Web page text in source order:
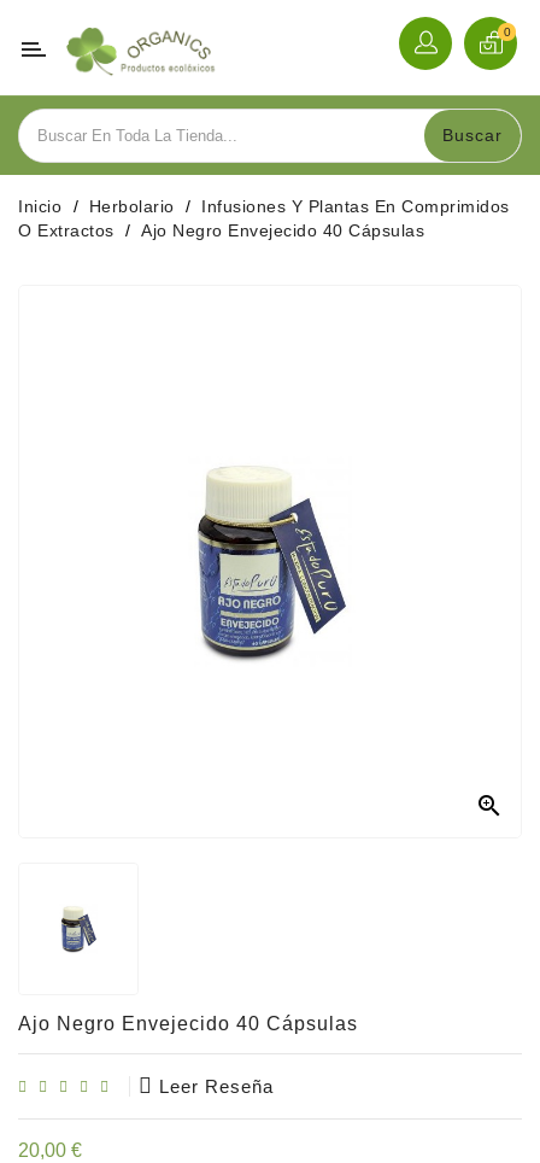
Categoría
Bebidas
Herbolario
0
Buscar
Inicio Herbolario
Infusiones Y Plantas En Comprimidos
O Extractos
Ajo Negro Envejecido 40 Cápsulas

Ajo Negro Envejecido 40 Cápsulas
Leer Reseña
20,00 €